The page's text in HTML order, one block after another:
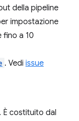
della pipeline
impostazione
fino a 10
. Vedi issue
. È costituito dal